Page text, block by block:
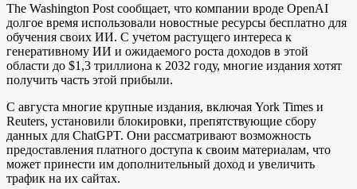
The Washington Post сообщает, что компании вроде OpenAI
долгое время использовали новостные ресурсы бесплатно для
обучения своих ИИ. С учетом растущего интереса к
генеративному ИИ и ожидаемого роста доходов в этой
области до $1,3 триллиона к 2032 году, многие издания хотят
получить часть этой прибыли.
С августа многие крупные издания, включая York Times и
Reuters, установили блокировки, препятствующие сбору
данных для ChatGPT. Они рассматривают возможность
предоставления платного доступа к своим материалам, что
может принести им дополнительный доход и увеличить
трафик на их сайтах.